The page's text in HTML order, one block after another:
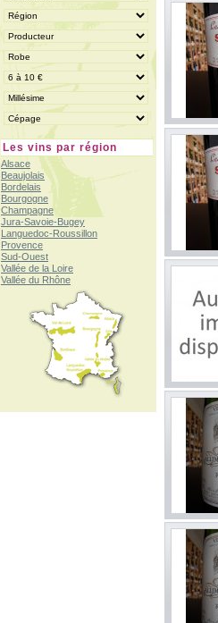
Les vins par région
Alsace
Beaujolais
Bordelais
Bourgogne
Champagne
Jura-Savoie-Bugey
Languedoc-Roussillon
Provence
Sud-Ouest
Vallée de la Loire
Vallée du Rhône